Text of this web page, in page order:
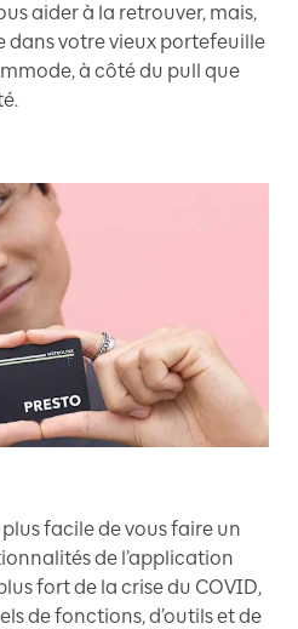
aider à la retrouver, mais,
dans votre vieux portefeuille
à côté du pull que
facile de vous faire un
de l’application
fort de la crise du COVID,
de fonctions, d’outils et de